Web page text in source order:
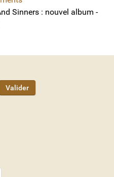
Sinners : nouvel album -
Valider